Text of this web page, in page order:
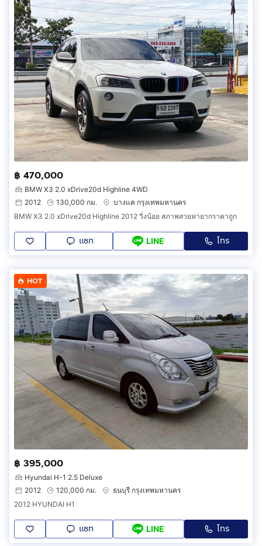
฿ 470,000
BMW X3 2.0 xDrive20d Highline 4WD
2012
130,000 กม.
บางแค กรุงเทพมหานคร
BMW X3 2.0 xDrive20d Highline 2012 วิ่งน้อย สภาพสวยหายากราคาถูก
แชท LINE โทร
HOT
฿ 395,000
Hyundai H-1 2.5 Deluxe
2012
120,000 กม.
ธนบุรี กรุงเทพมหานคร
2012 HYUNDAI H1
แชท LINE โทร